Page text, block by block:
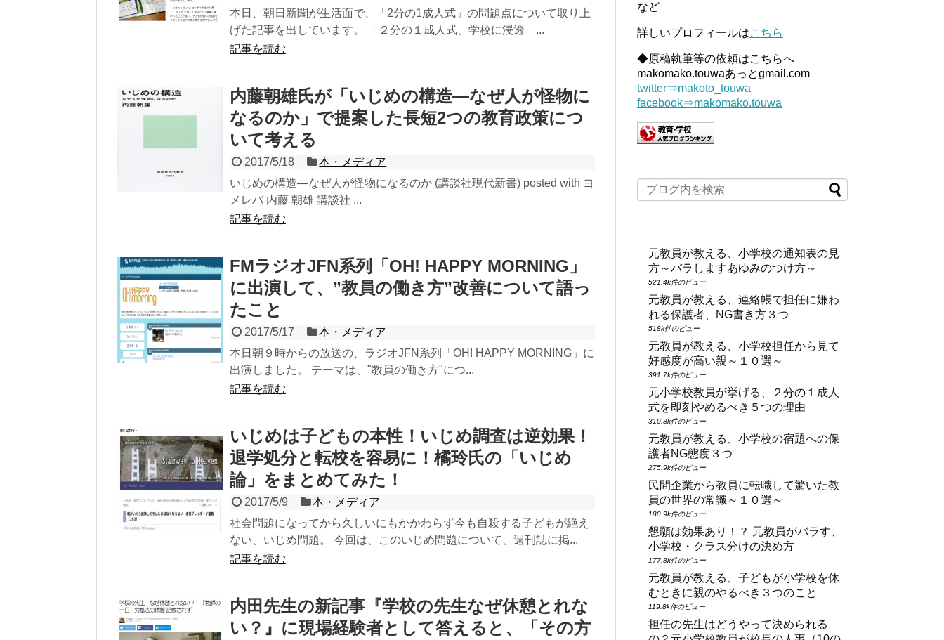
本日、朝日新聞が生活面で、「2分の1成人式」の問題点について取り上
げた記事を出しています。 「２分の１成人式、学校に浸透 ...
記事を読む
内藤朝雄氏が「いじめの構造―なぜ人が怪物に
なるのか」で提案した長短2つの教育政策につ
いて考える
2017/5/18
本・メディア
いじめの構造―なぜ人が怪物になるのか (講談社現代新書) posted with ヨ
メレバ 内藤 朝雄 講談社 ...
記事を読む
FMラジオJFN系列「OH! HAPPY MORNING」
に出演して、”教員の働き方”改善について語っ
たこと
2017/5/17
本・メディア
本日朝９時からの放送の、ラジオJFN系列「OH! HAPPY MORNING」に
出演しました。 テーマは、"教員の働き方"につ...
記事を読む
いじめは子どもの本性！いじめ調査は逆効果！
退学処分と転校を容易に！橘玲氏の「いじめ
論」をまとめてみた！
2017/5/9
本・メディア
社会問題になってから久しいにもかかわらず今も自殺する子どもが絶え
ない、いじめ問題。 今回は、このいじめ問題について、週刊誌に掲...
記事を読む
内田先生の新記事『学校の先生なぜ休憩とれな
い？』に現場経験者として答えると、「その方
など
詳しいプロフィールはこちら
◆原稿執筆等の依頼はこちらへ
makomako.touwaあっとgmail.com
twitter⇒makoto_touwa
facebook⇒makomako.touwa
元教員が教える、小学校の通知表の見
方～バラしますあゆみのつけ方～
521.4k件のビュー
元教員が教える、連絡帳で担任に嫌わ
れる保護者、NG書き方３つ
518k件のビュー
元教員が教える、小学校担任から見て
好感度が高い親～１０選～
391.7k件のビュー
元小学校教員が挙げる、２分の１成人
式を即刻やめるべき５つの理由
310.8k件のビュー
元教員が教える、小学校の宿題への保
護者NG態度３つ
275.9k件のビュー
民間企業から教員に転職して驚いた教
員の世界の常識～１０選～
180.9k件のビュー
懇願は効果あり！？ 元教員がバラす、
小学校・クラス分けの決め方
177.8k件のビュー
元教員が教える、子どもが小学校を休
むときに親のやるべき３つのこと
119.8k件のビュー
担任の先生はどうやって決められる